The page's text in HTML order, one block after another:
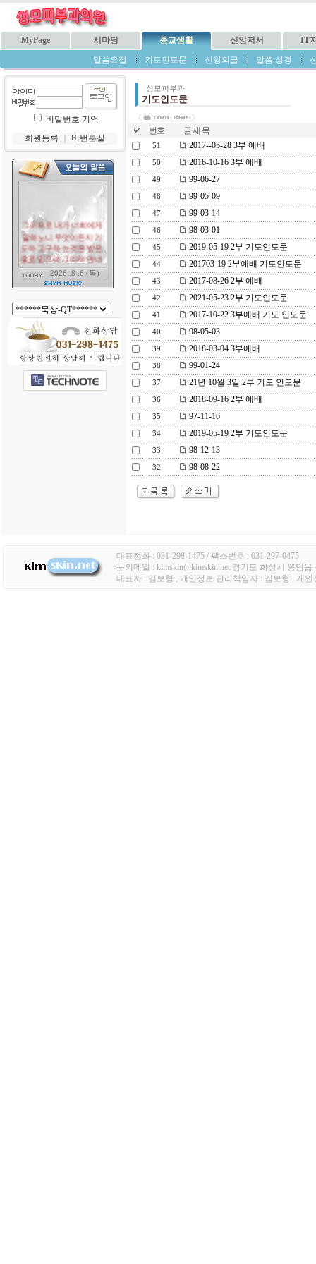
MyPage 시마당 종교생활 신앙저서
IT
말씀요절
기도인도문 신앙의글 말씀.성경
비밀번호 기억
회원등록
비번분실
성모피부과
기도인도문
번호 글 제 목
51 2017--05-28 3부 예배
50 2016-10-16 3부 예배
49 99-06-27
48 99-05-09
47 99-03-14
46 98-03-01
45 2019-05-19 2부 기도인도문
44 201703-19 2부예배 기도인도문
43 2017-08-26 2부 예배
42 2021-05-23 2부 기도인도문
41 2017-10-22 3부예배 기도 인도문
40 98-05-03
39 2018-03-04 3부예배
38 99-01-24
37 21년 10월 3일 2부 기도 인도문
36 2018-09-16 2부 예배
35 97-11-16
34 2019-05-19 2부 기도인도문
33 98-12-13
32 98-08-22
대표전화 : 031-298-1475 / 팩스번호 : 031-297-0475
문의메일 : kimskin@kimskin.net 경기도 화성시 봉담
대표자 : 김보형 , 개인정보 관리책임자 : 김보형 , 개